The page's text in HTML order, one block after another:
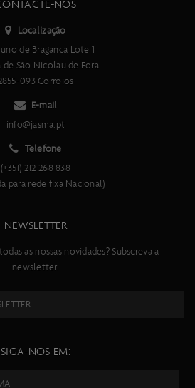
mm, eixo Syncros SL, manípulo
TL-Easy, dobrável,700x28C Schwalbe
TL-Easy, dobrável,700x28C Schwalbe
Ritchey WCS clamp, adjustable head
NOS
Localização
de Braganca Lote 1
São Nicolau de Fora
093 Corroios
E-mail
info@jasma.pt
Telefone
(+351) 212 268 838
para rede fixa Nacional)
NEWSLETTER
as nossas novidades? Subscreva a
newsletter.
SIGA-NOS EM: